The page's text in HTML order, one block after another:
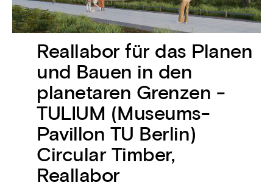
Reallabor für das Planen
und Bauen in den
planetaren Grenzen -
TULIUM (Museums-
Pavillon TU Berlin)
Circular Timber,
Reallabor